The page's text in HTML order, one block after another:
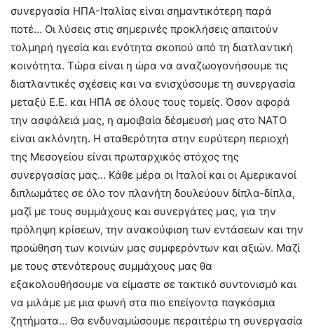
συνεργασία ΗΠΑ-Ιταλίας είναι σημαντικότερη παρά
ποτέ… Οι λύσεις στις σημερινές προκλήσεις απαιτούν
τολμηρή ηγεσία και ενότητα σκοπού από τη διατλαντική
κοινότητα. Τώρα είναι η ώρα να αναζωογονήσουμε τις
διατλαντικές σχέσεις και να ενισχύσουμε τη συνεργασία
μεταξύ Ε.Ε. και ΗΠΑ σε όλους τους τομείς. Όσον αφορά
την ασφάλειά μας, η αμοιβαία δέσμευσή μας στο ΝΑΤΟ
είναι ακλόνητη. Η σταθερότητα στην ευρύτερη περιοχή
της Μεσογείου είναι πρωταρχικός στόχος της
συνεργασίας μας… Κάθε μέρα οι Ιταλοί και οι Αμερικανοί
διπλωμάτες σε όλο τον πλανήτη δουλεύουν δίπλα-δίπλα,
μαζί με τους συμμάχους και συνεργάτες μας, για την
πρόληψη κρίσεων, την ανακούφιση των εντάσεων και την
προώθηση των κοινών μας συμφερόντων και αξιών. Μαζί
με τους στενότερους συμμάχους μας θα
εξακολουθήσουμε να είμαστε σε τακτικό συντονισμό και
να μιλάμε με μια φωνή στα πιο επείγοντα παγκόσμια
ζητήματα… Θα ενδυναμώσουμε περαιτέρω τη συνεργασία